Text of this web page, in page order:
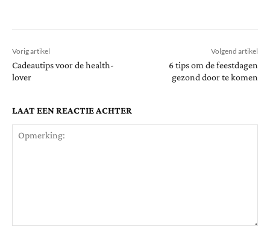
Vorig artikel
Cadeautips voor de health-
lover
Volgend artikel
6 tips om de feestdagen
gezond door te komen
LAAT EEN REACTIE ACHTER